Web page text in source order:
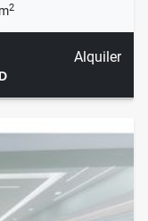
2
Alquiler